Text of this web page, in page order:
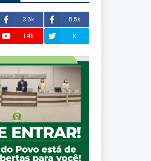
3.5k
5.5k
1.4k k